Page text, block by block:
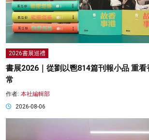
2026書展巡禮
書展2026｜從劉以鬯814篇刊報小品 重看
常
作者: 本社編輯部
2026-08-06